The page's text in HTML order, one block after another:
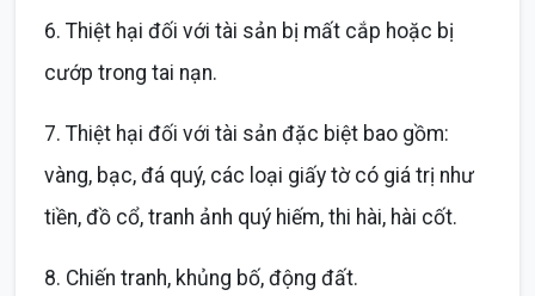
6. Thiệt hại đối với tài sản bị mất cắp hoặc bị
cướp trong tai nạn.
7. Thiệt hại đối với tài sản đặc biệt bao gồm:
vàng, bạc, đá quý, các loại giấy tờ có giá trị như
tiền, đồ cổ, tranh ảnh quý hiếm, thi hài, hài cốt.
8. Chiến tranh, khủng bố, động đất.